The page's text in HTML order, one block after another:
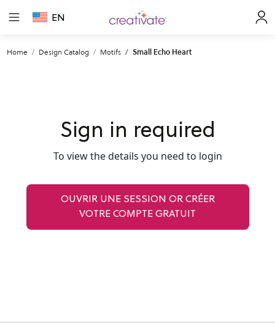
EN
Home Design Catalog Motifs Small Echo Heart
Sign in required
To view the details you need to login
OUVRIR UNE SESSION OR CRÉER
VOTRE COMPTE GRATUIT